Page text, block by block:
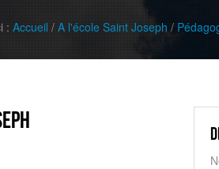
: Accueil / A l'école Saint Joseph /